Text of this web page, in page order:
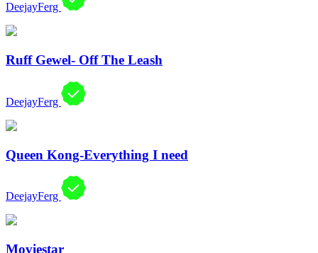
DeejayFerg
Ruff Gewel- Off The Leash
DeejayFerg
Queen Kong-Everything I need
DeejayFerg
Moviestar